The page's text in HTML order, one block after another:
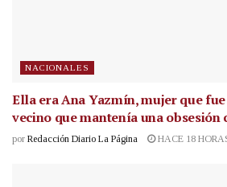
NACIONALES
Ella era Ana Yazmín, mujer que
vecino que mantenía una obsesión
por Redacción Diario La Página HACE 18